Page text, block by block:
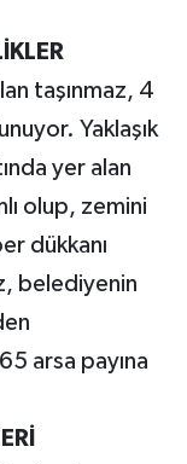
taşınmaz, 4
Yaklaşık
yer alan
olup, zemini
dükkanı
belediyenin
arsa payına